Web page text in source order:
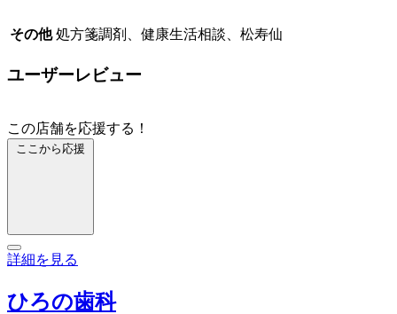
その他 処方箋調剤、健康生活相談、松寿仙
ユーザーレビュー
この店舗を応援する！
ここから応援
詳細を見る
ひろの歯科